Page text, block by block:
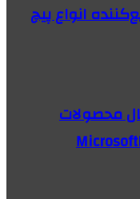
انواع پیچ
محصولات